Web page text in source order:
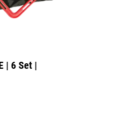
| 6 Set |